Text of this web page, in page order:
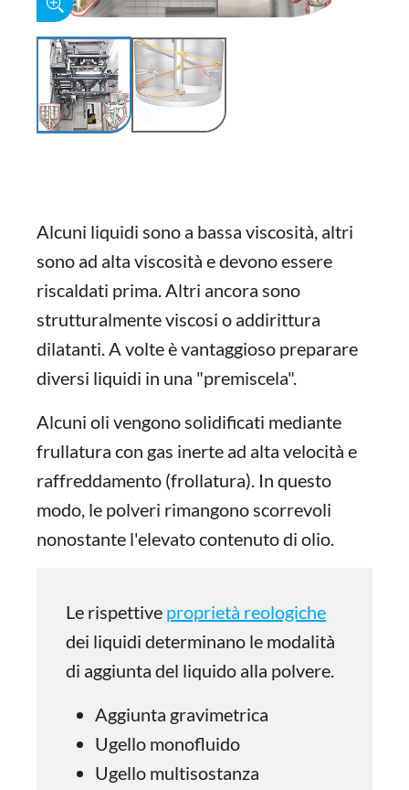
Alcuni liquidi sono a bassa viscosità, altri
sono ad alta viscosità e devono essere
riscaldati prima. Altri ancora sono
strutturalmente viscosi o addirittura
dilatanti. A volte è vantaggioso preparare
diversi liquidi in una "premiscela".
Alcuni oli vengono solidificati mediante
frullatura con gas inerte ad alta velocità e
raffreddamento (frollatura). In questo
modo, le polveri rimangono scorrevoli
nonostante l'elevato contenuto di olio.
Le rispettive proprietà reologiche
dei liquidi determinano le modalità
di aggiunta del liquido alla polvere.
Aggiunta gravimetrica
Ugello monofluido
Ugello multisostanza